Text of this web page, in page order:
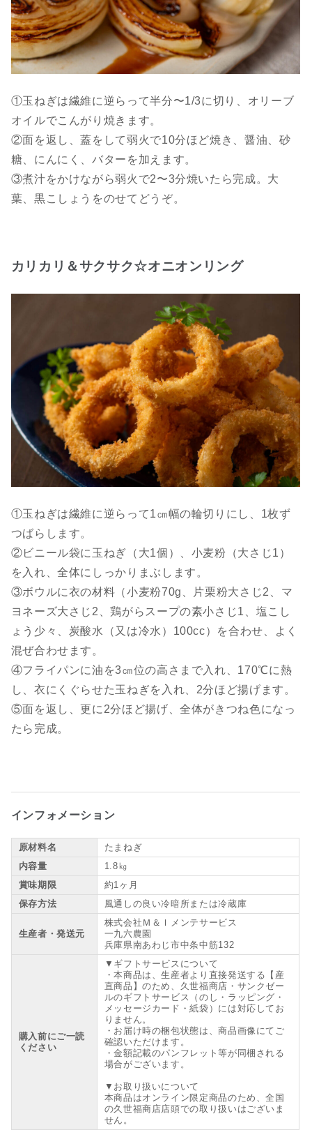
①玉ねぎは繊維に逆らって半分〜1/3に切り、オリーブ
オイルでこんがり焼きます。
②面を返し、蓋をして弱火で10分ほど焼き、醤油、砂
糖、にんにく、バターを加えます。
③煮汁をかけながら弱火で2〜3分焼いたら完成。大
葉、黒こしょうをのせてどうぞ。
カリカリ＆サクサク☆オニオンリング
①玉ねぎは繊維に逆らって1㎝幅の輪切りにし、1枚ず
つばらします。
②ビニール袋に玉ねぎ（大1個）、小麦粉（大さじ1）
を入れ、全体にしっかりまぶします。
③ボウルに衣の材料（小麦粉70g、片栗粉大さじ2、マ
ヨネーズ大さじ2、鶏がらスープの素小さじ1、塩こし
ょう少々、炭酸水（又は冷水）100cc）を合わせ、よく
混ぜ合わせます。
④フライパンに油を3㎝位の高さまで入れ、170℃に熱
し、衣にくぐらせた玉ねぎを入れ、2分ほど揚げます。
⑤面を返し、更に2分ほど揚げ、全体がきつね色になっ
たら完成。
インフォメーション
原材料名
たまねぎ
内容量
1.8㎏
賞味期限
約1ヶ月
保存方法
風通しの良い冷暗所または冷蔵庫
生産者・発送元
株式会社Ｍ＆Ｉメンテサービス
一九六農園
兵庫県南あわじ市中条中筋132
購入前にご一読
ください
▼ギフトサービスについて
・本商品は、生産者より直接発送する【産
直商品】のため、久世福商店・サンクゼー
ルのギフトサービス（のし・ラッピング・
メッセージカード・紙袋）には対応してお
りません。
・お届け時の梱包状態は、商品画像にてご
確認いただけます。
・金額記載のパンフレット等が同梱される
場合がございます。
▼お取り扱いについて
本商品はオンライン限定商品のため、全国
の久世福商店店頭での取り扱いはございま
せん。